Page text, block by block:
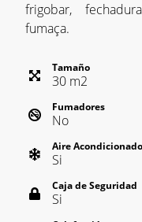
frigobar,
fumaça.
Tamaño
30 m2
Fumadores
No
Aire Acondicionado
Si
Caja de Seguridad
Si